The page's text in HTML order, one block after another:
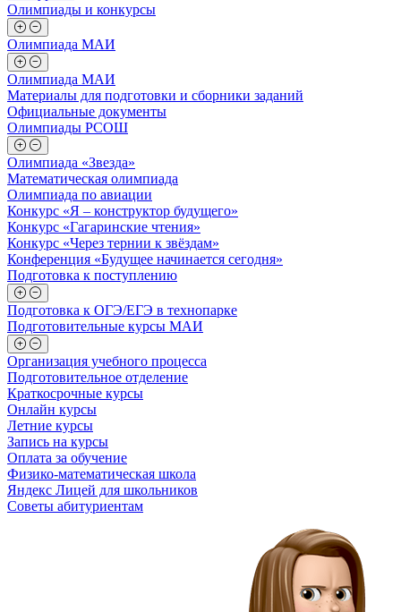
Олимпиады и конкурсы
Олимпиада МАИ
Олимпиада МАИ
Материалы для подготовки и сборники заданий
Официальные документы
Олимпиады РСОШ
Олимпиада «Звезда»
Математическая олимпиада
Олимпиада по авиации
Конкурс «Я – конструктор будущего»
Конкурс «Гагаринские чтения»
Конкурс «Через тернии к звёздам»
Конференция «Будущее начинается сегодня»
Подготовка к поступлению
Подготовка к ОГЭ/ЕГЭ в технопарке
Подготовительные курсы МАИ
Организация учебного процесса
Подготовительное отделение
Краткосрочные курсы
Онлайн курсы
Летние курсы
Запись на курсы
Оплата за обучение
Физико-математическая школа
Яндекс Лицей для школьников
Советы абитуриентам